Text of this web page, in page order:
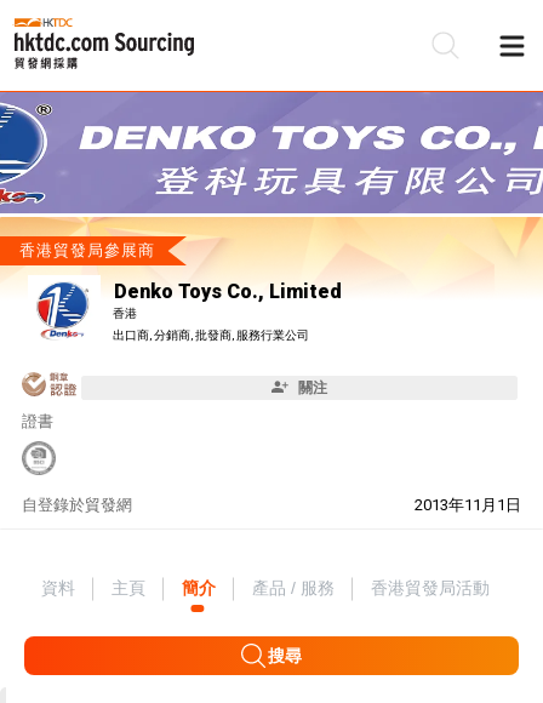
香港貿發局參展商
Denko Toys Co., Limited
香港
出口商, 分銷商, 批發商, 服務行業公司
關注
證書
自 2013年11月1日
登錄於貿發網
資料 主頁 簡介 產品 / 服務 香港貿發局活動
搜尋